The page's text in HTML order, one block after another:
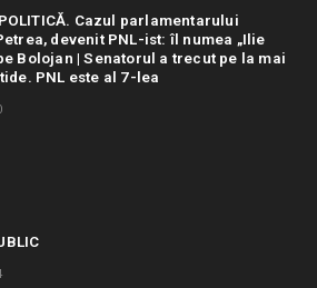
Cazul parlamentarului
devenit PNL-ist: îl numea „Ilie
Bolojan | Senatorul a trecut pe la mai
PNL este al 7-lea